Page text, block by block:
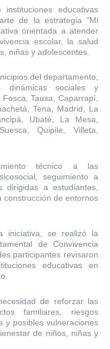
educativas
de la estrategia “Mi
orientada a atender
escolar, la salud
niñas y adolescentes.
del departamento,
dinámicas sociales y
Tausa, Caparrapí,
Tena, Madrid, La
Ubaté, La Mesa,
Quipile, Villeta,
técnico a las
seguimiento a
dirigidas a estudiantes,
construcción de entornos
iniciativa, se realizó la
de Convivencia
participantes revisaron
educativas en
de reforzar las
familiares, riesgos
y posibles vulneraciones
de niños, niñas y